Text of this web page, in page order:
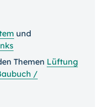
und
Themen Lüftung
/